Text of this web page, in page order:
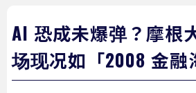
AI 恐成未爆弹？摩根
场现况如「2008 金融